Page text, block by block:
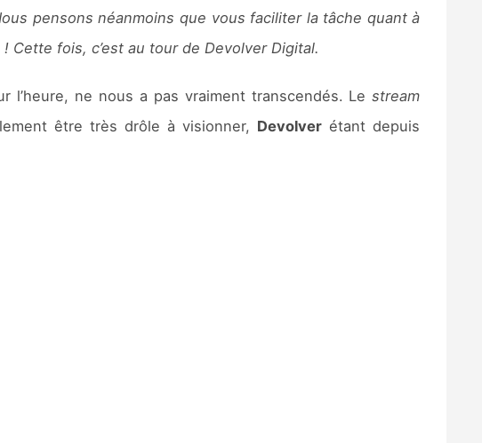
pensons néanmoins que vous faciliter la tâche quant à
Cette fois, c’est au tour de Devolver Digital.
l’heure, ne nous a pas vraiment transcendés. Lestream
être très drôle à visionner, Devolver étant depuis